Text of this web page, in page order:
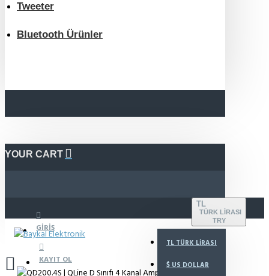
Tweeter
Bluetooth Ürünler
YOUR CART
GIRIŞ
KAYIT OL
TL
TÜRK LIRASI
TRY
TL TÜRK LIRASI
$ US DOLLAR